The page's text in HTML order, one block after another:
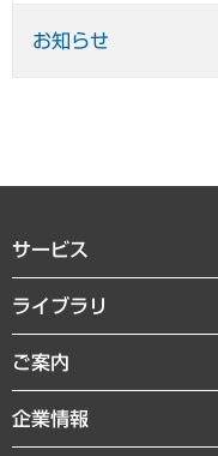
お知らせ
サービス
経営戦略
組織・人事戦略
デジタルイノベーション
ライブラリ
経済調査
レポート
コラム
ご案内
セミナー・イベント情報
MUFGビジネスセミナー
企業情報